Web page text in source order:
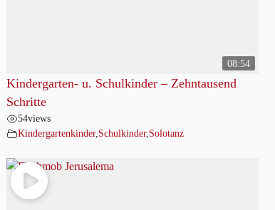
08:54
Kindergarten- u. Schulkinder – Zehntausend
Schritte
54views
Kindergartenkinder, Schulkinder, Solotanz